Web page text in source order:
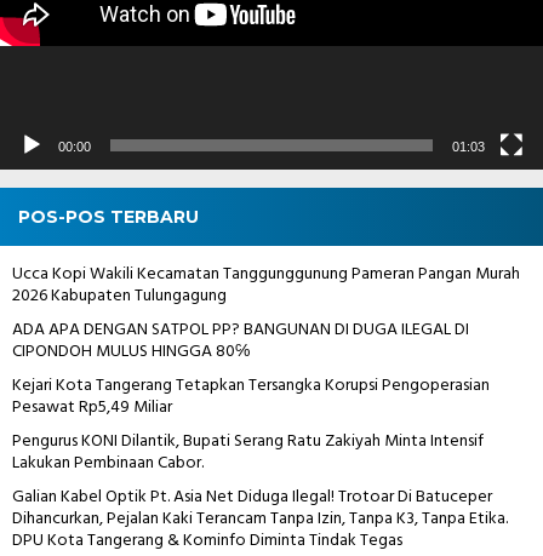
00:00 01:03
POS-POS TERBARU
Ucca Kopi Wakili Kecamatan Tanggunggunung Pameran Pangan Murah
2026 Kabupaten Tulungagung
ADA APA DENGAN SATPOL PP? BANGUNAN DI DUGA ILEGAL DI
CIPONDOH MULUS HINGGA 80℅
Kejari Kota Tangerang Tetapkan Tersangka Korupsi Pengoperasian
Pesawat Rp5,49 Miliar
Pengurus KONI Dilantik, Bupati Serang Ratu Zakiyah Minta Intensif
Lakukan Pembinaan Cabor.
Galian Kabel Optik Pt. Asia Net Diduga Ilegal! Trotoar Di Batuceper
Dihancurkan, Pejalan Kaki Terancam Tanpa Izin, Tanpa K3, Tanpa Etika.
DPU Kota Tangerang & Kominfo Diminta Tindak Tegas